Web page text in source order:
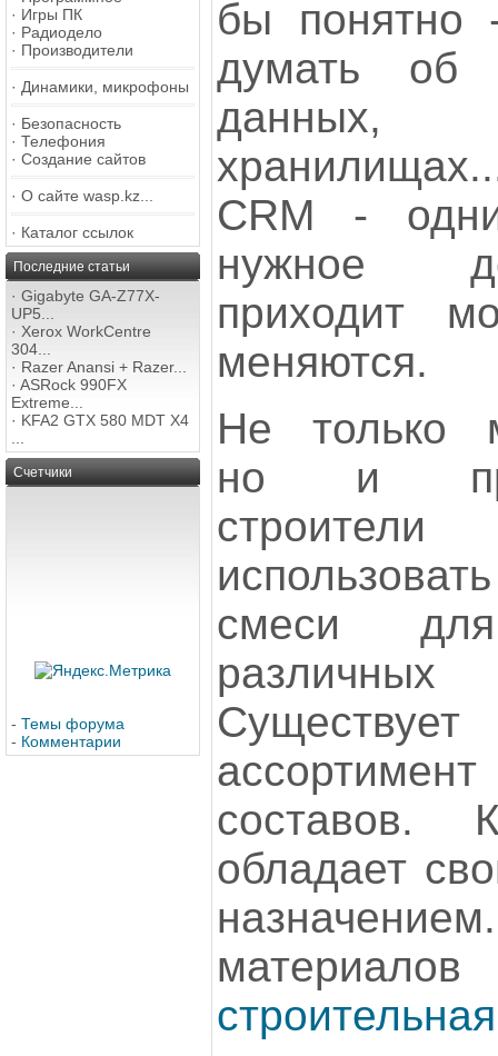
· Игры ПК
· Радиодело
· Производители
· Динамики, микрофоны
· Безопасность
· Телефония
· Создание сайтов
· О сайте wasp.kz...
· Каталог ссылок
Последние статьи
· Gigabyte GA-Z77X-
UP5...
· Xerox WorkCentre
304...
· Razer Anansi + Razer...
· ASRock 990FX
Extreme...
· KFA2 GTX 580 MDT X4
Счетчики
- Темы форума
- Комментарии
бы понятно
думать об
CRM -
нужное
приходит
меняются.
Не только
но и
смеси для
составов.
обладает